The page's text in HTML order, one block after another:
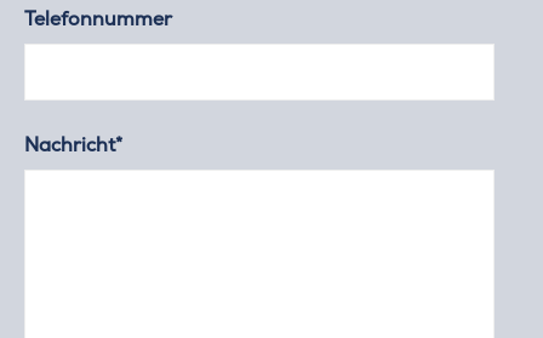
Telefonnummer
Nachricht*